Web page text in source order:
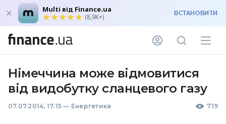
Multi від Finance.ua
(8,9K+) ВСТАНОВИТИ
Німеччина може відмовитися
від видобутку сланцевого газу
07.07.2014, 17:15 — Енергетика 719